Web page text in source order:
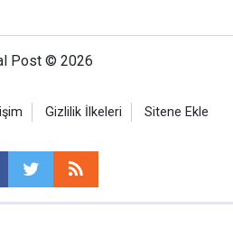
Post © 2026
Gizlilik İlkeleri Sitene Ekle